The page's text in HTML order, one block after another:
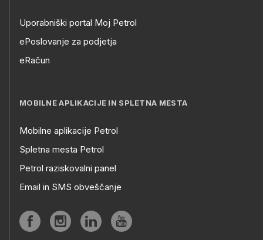
Uporabniški portal Moj Petrol
ePoslovanje za podjetja
eRačun
MOBILNE APLIKACIJE IN SPLETNA MESTA
Mobilne aplikacije Petrol
Spletna mesta Petrol
Petrol raziskovalni panel
Email in SMS obveščanje